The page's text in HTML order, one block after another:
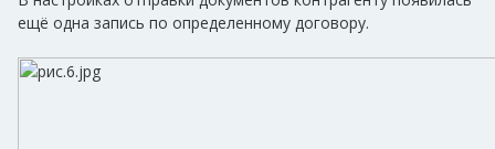
ещё одна запись по определенному договору.